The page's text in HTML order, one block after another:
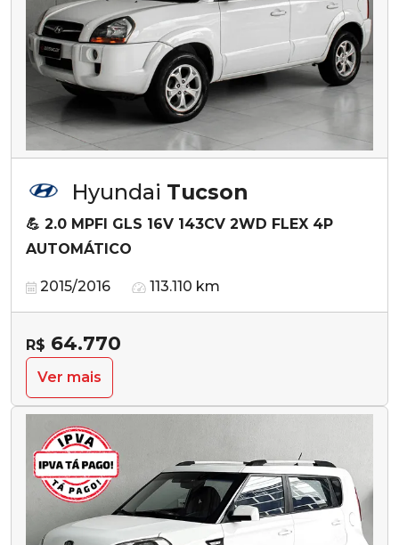
Hyundai Tucson
💪 2.0 MPFI GLS 16V 143CV 2WD FLEX 4P
AUTOMÁTICO
2015/2016 113.110 km
R$ 64.770
Ver mais